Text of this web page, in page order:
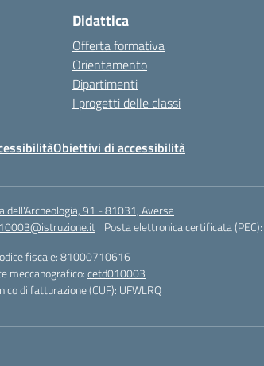
Didattica
Offerta formativa
Orientamento
Dipartimenti
I progetti delle classi
Obiettivi di accessibilità
dell'Archeologia, 91 - 81031, Aversa
Posta elettronica certificata (PEC):
fiscale: 81000710616
meccanografico:cetd010003
di fatturazione (CUF): UFWLRQ